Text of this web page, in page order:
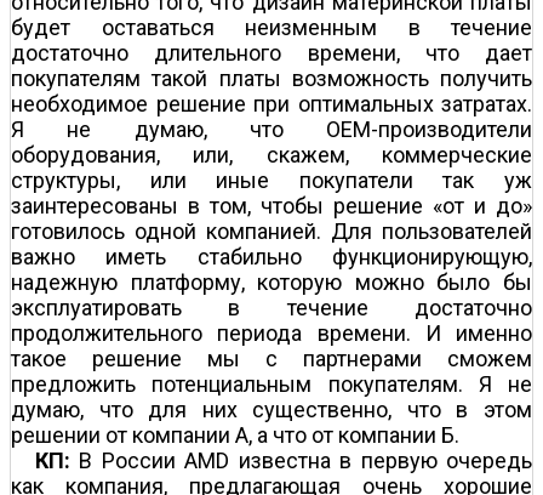
будет оставаться неизменным в течение
достаточно длительного времени, что дает
покупателям такой платы возможность получить
необходимое решение при оптимальных затратах.
Я не думаю, что OEM-производители
оборудования, или, скажем, коммерческие
структуры, или иные покупатели так уж
заинтересованы в том, чтобы решение «от и до»
готовилось одной компанией. Для пользователей
важно иметь стабильно функционирующую,
надежную платформу, которую можно было бы
эксплуатировать в течение достаточно
продолжительного периода времени. И именно
такое решение мы с партнерами сможем
предложить потенциальным покупателям. Я не
думаю, что для них существенно, что в этом
решении от компании А, а что от компании Б.
КП: В России АМD известна в первую очередь
как компания, предлагающая очень хорошие